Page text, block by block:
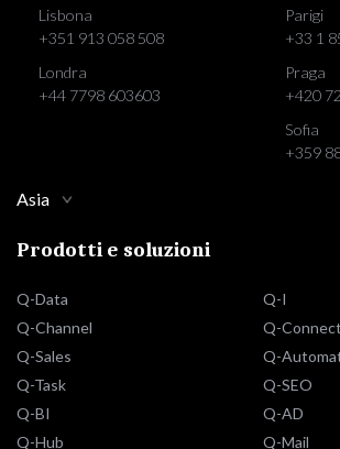
Lisbona
+351 913 058 508
Londra
+44 7798 603603
Parigi
+33 1
Praga
+420
Sofia
+359
Asia
Prodotti e soluzioni
Q-Data
Q-Channel
Q-Sales
Q-Task
Q-BI
Q-Hub
Q-I
Q-Connect
Q-
Q-SEO
Q-AD
Q-Mail